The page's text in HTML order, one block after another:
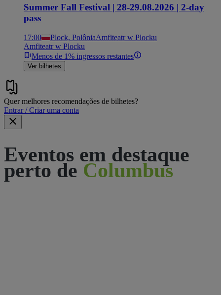
Summer Fall Festival | 28-29.08.2026 | 2-day
pass
17:00 Plock, PolôniaAmfiteatr w Plocku
Amfiteatr w Plocku
Menos de 1% ingressos restantes
Ver bilhetes
Quer melhores recomendações de bilhetes?
Entrar / Criar uma conta
Eventos em destaque
perto de Columbus